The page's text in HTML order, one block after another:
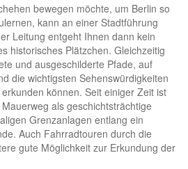
bewegen möchte, um Berlin so
kann an einer Stadtführung
Leitung entgeht Ihnen dann kein
historisches Plätzchen. Gleichzeitig
und ausgeschilderte Pfade, auf
die wichtigsten Sehenswürdigkeiten
können. Seit einiger Zeit ist
als geschichtsträchtige
Grenzanlagen entlang ein
Auch Fahrradtouren durch die
gute Möglichkeit zur Erkundung der